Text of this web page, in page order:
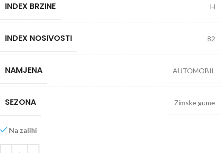
INDEX BRZINE H
INDEX NOSIVOSTI 82
NAMJENA AUTOMOBIL
SEZONA Zimske gume
Na zalihi